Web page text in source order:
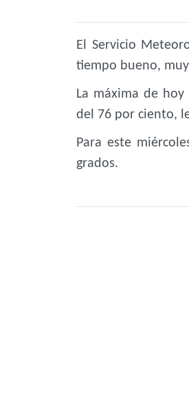
El Servicio
tiempo bueno,
La máxima de
del 76 por ciento,
Para este
grados.